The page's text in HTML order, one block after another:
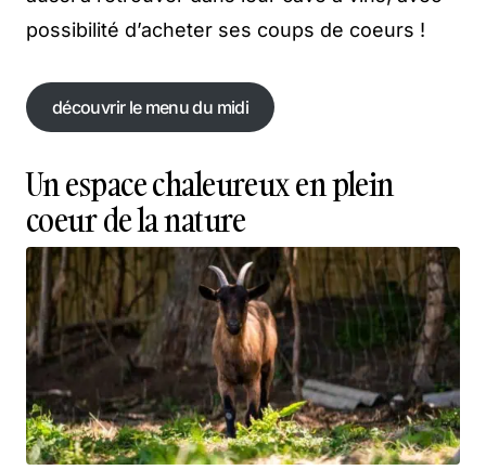
possibilité d’acheter ses coups de coeurs !
découvrir le menu du midi
découvrir le menu du midi
Un espace chaleureux en plein
coeur de la nature